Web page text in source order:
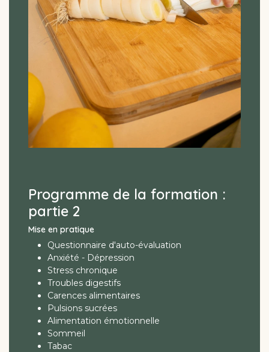
Programme de la formation :
partie 2
Mise en pratique
Questionnaire d'auto-évaluation
Anxiété - Dépression
Stress chronique
Troubles digestifs
Carences alimentaires
Pulsions sucrées
Alimentation émotionnelle
Sommeil
Tabac